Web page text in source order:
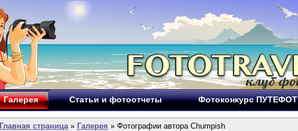
Галерея Статьи и фотоотчеты Фотоконкурс ПУТЕФОТ
Главная страница» Галерея » Фотографии автора Chumpish